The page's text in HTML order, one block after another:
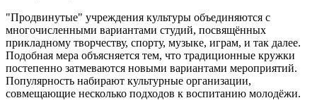
"Продвинутые" учреждения культуры объединяются с
многочисленными вариантами студий, посвящённых
прикладному творчеству, спорту, музыке, играм, и так далее.
Подобная мера объясняется тем, что традиционные кружки
постепенно затмеваются новыми вариантами мероприятий.
Популярность набирают культурные организации,
совмещающие несколько подходов к воспитанию молодёжи.